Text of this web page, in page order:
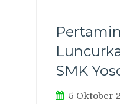
SMK
5 Oktober